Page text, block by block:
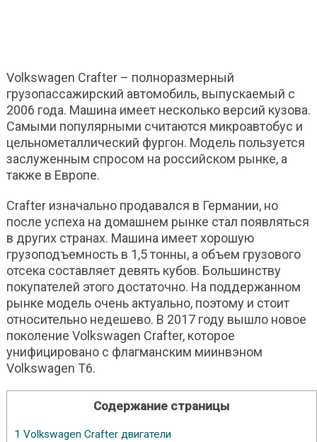
Volkswagen Crafter – полноразмерный
грузопассажирский автомобиль, выпускаемый с
2006 года. Машина имеет несколько версий кузова.
Самыми популярными считаются микроавтобус и
цельнометаллический фургон. Модель пользуется
заслуженным спросом на российском рынке, а
также в Европе.
Crafter изначально продавался в Германии, но
после успеха на домашнем рынке стал появляться
в других странах. Машина имеет хорошую
грузоподъемность в 1,5 тонны, а объем грузового
отсека составляет девять кубов. Большинству
покупателей этого достаточно. На поддержанном
рынке модель очень актуально, поэтому и стоит
относительно недешево. В 2017 году вышло новое
поколение Volkswagen Crafter, которое
унифицировано с флагманским миинвэном
Volkswagen T6.
Содержание страницы
1 Volkswagen Crafter двигатели